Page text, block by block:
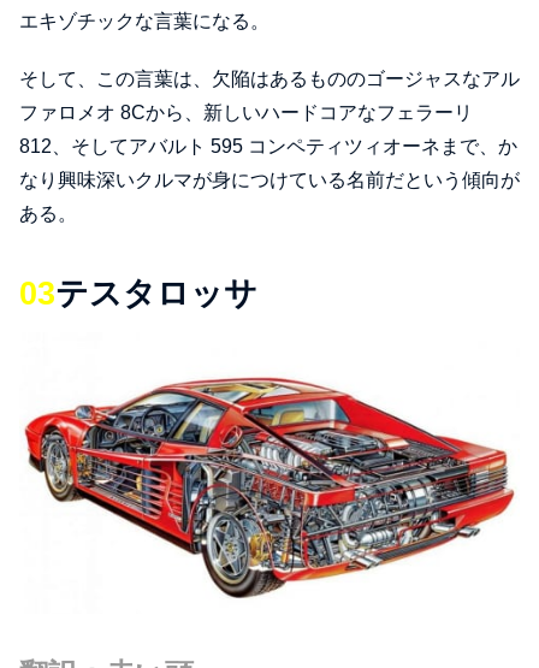
エキゾチックな言葉になる。
そして、この言葉は、欠陥はあるもののゴージャスなアル
ファロメオ 8Cから、新しいハードコアなフェラーリ
812、そしてアバルト 595 コンペティツィオーネまで、か
なり興味深いクルマが身につけている名前だという傾向が
ある。
03テスタロッサ